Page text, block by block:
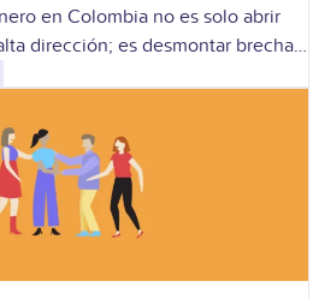
en Colombia no es solo abrir
dirección; es desmontar brechas
el salario que se